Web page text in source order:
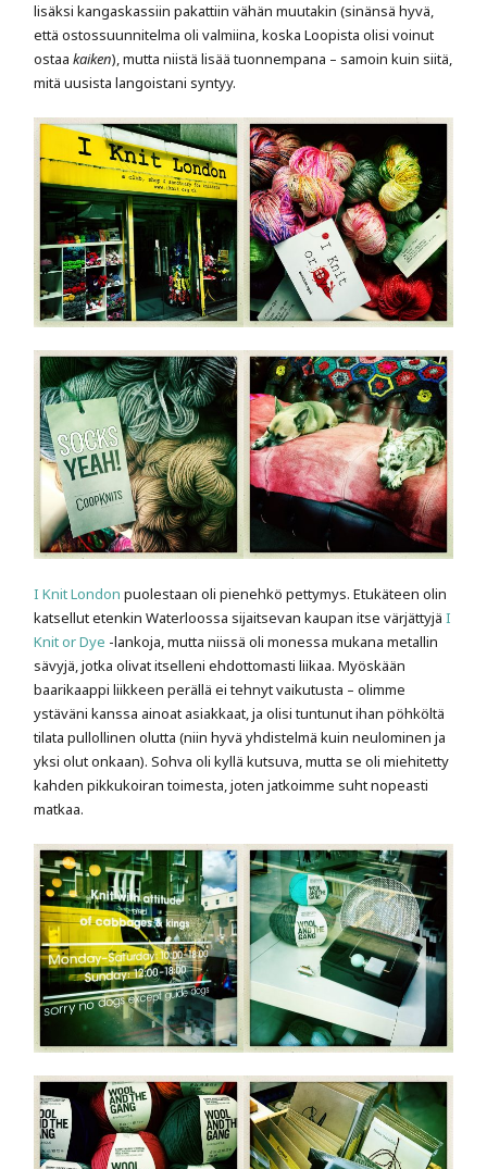
lisäksi kangaskassiin pakattiin vähän muutakin (sinänsä hyvä,
että ostossuunnitelma oli valmiina, koska Loopista olisi voinut
ostaakaiken), mutta niistä lisää tuonnempana – samoin kuin siitä,
mitä uusista langoistani syntyy.
I Knit London puolestaan oli pienehkö pettymys. Etukäteen olin
katsellut etenkin Waterloossa sijaitsevan kaupan itse värjättyjäI
Knit or Dye -lankoja, mutta niissä oli monessa mukana metallin
sävyjä, jotka olivat itselleni ehdottomasti liikaa. Myöskään
baarikaappi liikkeen perällä ei tehnyt vaikutusta – olimme
ystäväni kanssa ainoat asiakkaat, ja olisi tuntunut ihan pöhköltä
tilata pullollinen olutta (niin hyvä yhdistelmä kuin neulominen ja
yksi olut onkaan). Sohva oli kyllä kutsuva, mutta se oli miehitetty
kahden pikkukoiran toimesta, joten jatkoimme suht nopeasti
matkaa.